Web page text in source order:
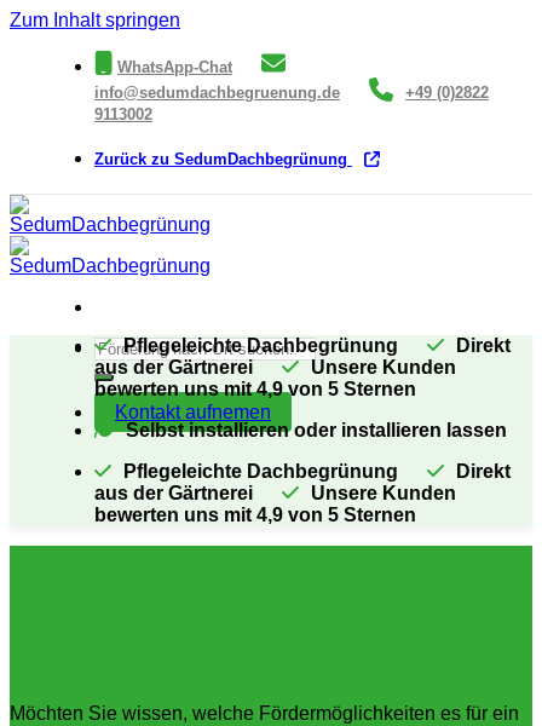
Zum Inhalt springen
WhatsApp-Chat
info@sedumdachbegruenung.de
+49 (0)2822
9113002
Zurück zu SedumDachbegrünung
Kontakt aufnemen
Pflegeleichte Dachbegrünung
Direkt
aus der Gärtnerei
Unsere Kunden
bewerten uns mit 4,9 von 5 Sternen
Selbst installieren oder installieren lassen
Pflegeleichte Dachbegrünung
Direkt
aus der Gärtnerei
Unsere Kunden
bewerten uns mit 4,9 von 5 Sternen
Möchten Sie wissen, welche Fördermöglichkeiten es für ein